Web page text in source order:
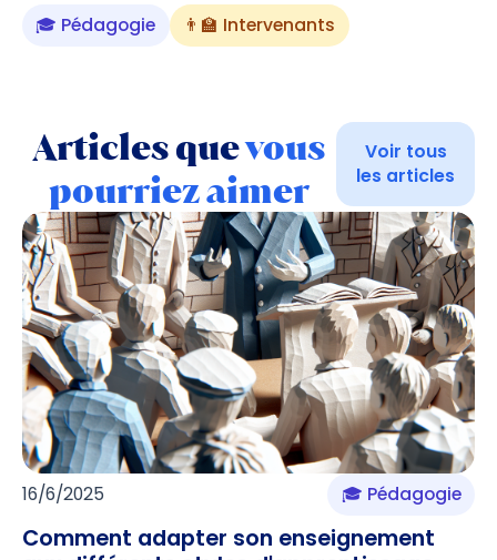
🎓 Pédagogie 👨‍🏫 Intervenants
Articles quevous
pourriez aimer
Voir tous
les articles
16/6/2025 🎓 Pédagogie
Comment adapter son enseignement